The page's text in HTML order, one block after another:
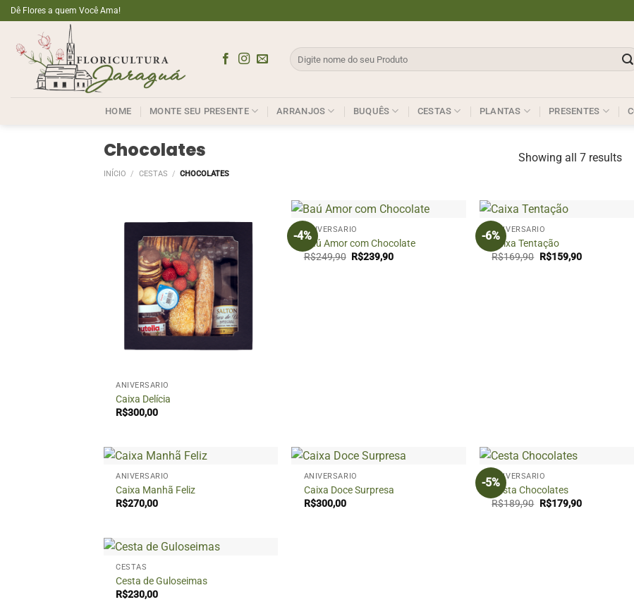
Skip
to
content
Dê Flores a quem Você Ama!
Pesquisar
por:
HOME MONTE SEU PRESENTE ARRANJOS BUQUÊS CESTAS PLANTAS PRESENTES
Chocolates
INÍCIO / CESTAS / CHOCOLATES
Showing all 7 results
ANIVERSÁRIO
Caixa Delícia
R$300,00
-4%
+
ANIVERSÁRIO
Baú Amor com Chocolate
R$249,90 O
R$239,90O
-6%
+
ANIVERSÁRIO
Caixa Tentação
R$169,90 O
R$159,90O
+
ANIVERSÁRIO
Caixa Manhã Feliz
R$270,00
+
ANIVERSÁRIO
Caixa Doce Surpresa
R$300,00
-5%
+
ANIVERSÁRIO
Cesta Chocolates
R$189,90 O
R$179,90O
+
CESTAS
Cesta de Guloseimas
R$230,00